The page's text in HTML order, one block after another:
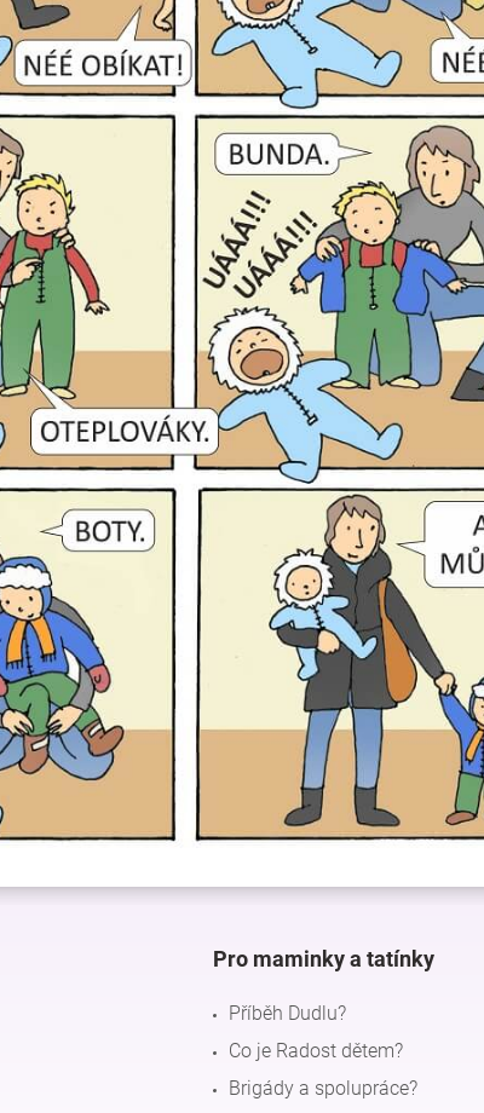
Pro maminky a tatínky
Příběh Dudlu?
Co je Radost dětem?
Brigády a spolupráce?